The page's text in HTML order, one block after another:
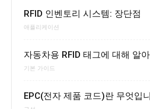
RFID 인벤토리 시스템: 장단점
애플리케이션
자동차용 RFID 태그에 대해 알
기본 가이드
EPC(전자 제품 코드)란 무엇입